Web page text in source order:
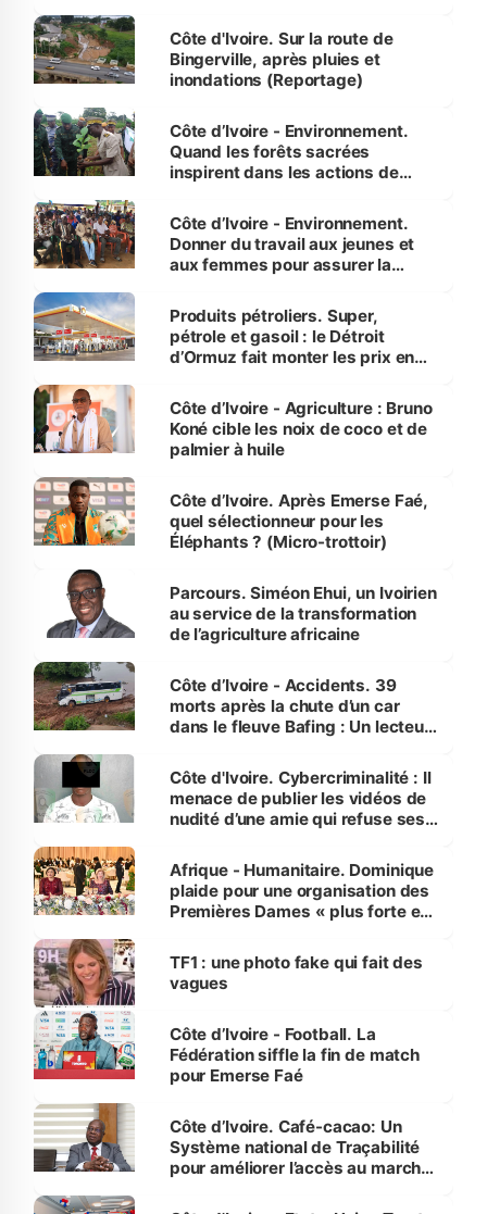
(Alassane Ouattara
Côte d'Ivoire. Sur la route de
Bingerville, après pluies et
inondations (Reportage)
Côte d’Ivoire - Environnement.
Quand les forêts sacrées
inspirent dans les actions de
Côte d’Ivoire - Environnement.
Donner du travail aux jeunes et
aux femmes pour assurer la
menacées
Produits pétroliers. Super,
pétrole et gasoil : le Détroit
d’Ormuz fait monter les prix en
Côte d’Ivoire - Agriculture : Bruno
Koné cible les noix de coco et de
palmier à huile
Côte d’Ivoire. Après Emerse Faé,
quel sélectionneur pour les
Éléphants ? (Micro-trottoir)
Parcours. Siméon Ehui, un Ivoirien
au service de la transformation
de l’agriculture africaine
Côte d’Ivoire - Accidents. 39
morts après la chute d’un car
dans le fleuve Bafing : Un lecteur
des Transports
Côte d'Ivoire. Cybercriminalité : Il
menace de publier les vidéos de
nudité d’une amie qui refuse ses
Afrique - Humanitaire. Dominique
plaide pour une organisation des
Premières Dames « plus forte et
sur la scène internationale »
TF1 : une photo fake qui fait des
vagues
Côte d’Ivoire - Football. La
Fédération siffle la fin de match
pour Emerse Faé
Côte d’Ivoire. Café-cacao: Un
Système national de Traçabilité
pour améliorer l’accès au marché